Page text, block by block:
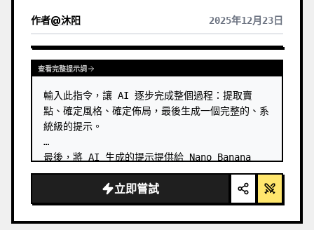
的高馬尾，臉龐周圍有鬆散的汗濕髮…
作者@沐阳 2025年12月23日
查看其他模型的結果
查看完整提示詞
輸入此指令，讓 AI 逐步完成整個過程：提取賣
點、確定風格、確定佈局，最後生成一個完整的、系
統級的提示。
最後，將 AI 生成的提示提供給 Nano Banana
Pro 模型（必須是 Pro）。 …
立即嘗試